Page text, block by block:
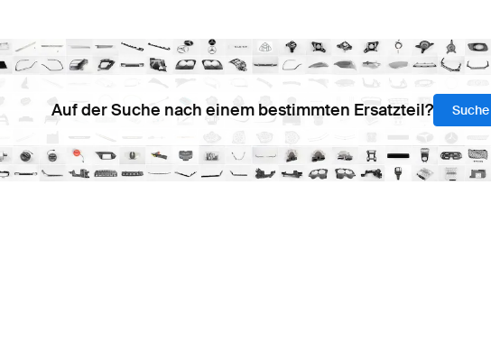
Auf der Suche nach einem bestimmten Ersatzteil?